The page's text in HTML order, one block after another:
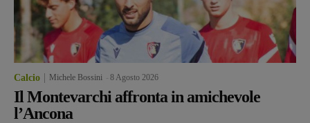
Calcio Michele Bossini 8 Agosto 2026
Il Montevarchi affronta in amichevole
l’Ancona